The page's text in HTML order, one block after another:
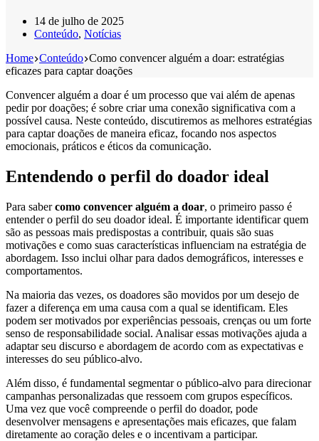
14 de julho de 2025
Conteúdo, Notícias
Home Conteúdo Como convencer alguém a doar: estratégias
eficazes para captar doações
Convencer alguém a doar é um processo que vai além de apenas
pedir por doações; é sobre criar uma conexão significativa com a
possível causa. Neste conteúdo, discutiremos as melhores estratégias
para captar doações de maneira eficaz, focando nos aspectos
emocionais, práticos e éticos da comunicação.
Entendendo o perfil do doador ideal
Para sabercomo convencer alguém a doar, o primeiro passo é
entender o perfil do seu doador ideal. É importante identificar quem
são as pessoas mais predispostas a contribuir, quais são suas
motivações e como suas características influenciam na estratégia de
abordagem. Isso inclui olhar para dados demográficos, interesses e
comportamentos.
Na maioria das vezes, os doadores são movidos por um desejo de
fazer a diferença em uma causa com a qual se identificam. Eles
podem ser motivados por experiências pessoais, crenças ou um forte
senso de responsabilidade social. Analisar essas motivações ajuda a
adaptar seu discurso e abordagem de acordo com as expectativas e
interesses do seu público-alvo.
Além disso, é fundamental segmentar o público-alvo para direcionar
campanhas personalizadas que ressoem com grupos específicos.
Uma vez que você compreende o perfil do doador, pode
desenvolver mensagens e apresentações mais eficazes, que falam
diretamente ao coração deles e o incentivam a participar.